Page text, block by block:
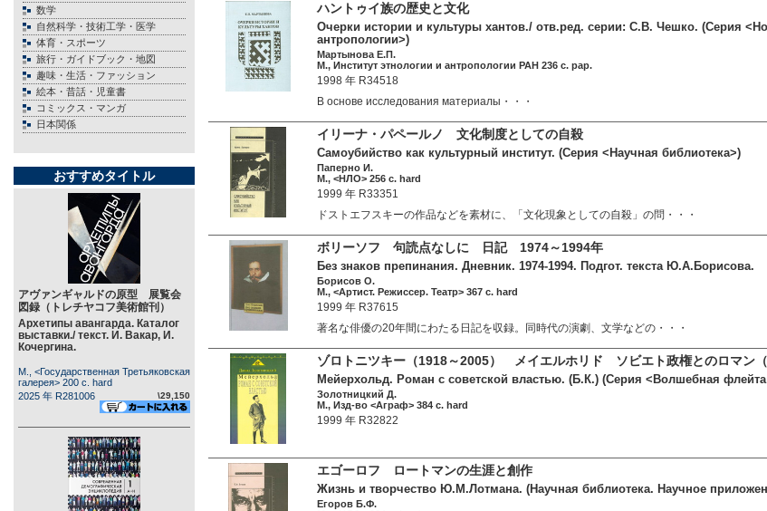
数学
自然科学・技術工学・医学
体育・スポーツ
旅行・ガイドブック・地図
趣味・生活・ファッション
絵本・昔話・児童書
コミックス・マンガ
日本関係
おすすめタイトル
アヴァンギャルドの原型 展覧会
図録（トレチヤコフ美術館刊）
Архетипы авангарда. Каталог
выставки./ текст. И. Вакар, И.
Кочергина.
М., <Государственная Третьяковская
галерея> 200 c. hard
2025 年 R281006
\29,150
ハントゥイ族の歴史と文化
Очерки истории и культуры хантов./ отв.ред. серии: С.В. Чешко. (Серия
антропологии>)
Мартынова Е.П.
М., Институт этнологии и антропологии РАН 236 c. pap.
1998 年 R34518
В основе исследования материалы・・・
イリーナ・パペールノ 文化制度としての自殺
Самоубийство как культурный институт. (Серия <Научная библиотека>)
Паперно И.
М., <НЛО> 256 c. hard
1999 年 R33351
ドストエフスキーの作品などを素材に、「文化現象としての自殺」の問・・・
ボリーソフ 句読点なしに 日記 1974～1994年
Без знаков препинания. Дневник. 1974-1994. Подгот. текста Ю.А.Борисова.
Борисов О.
М., <Артист. Режиссер. Театр> 367 c. hard
1999 年 R37615
著名な俳優の20年間にわたる日記を収録。同時代の演劇、文学などの・・・
ゾロトニツキー（1918～2005） メイエルホリド ソビエト政権とのロマン（
Мейерхольд. Роман с советской властью. (Б.К.) (Серия <Волшебная
Золотницкий Д.
М., Изд-во <Аграф> 384 c. hard
1999 年 R32822
エゴーロフ ロートマンの生涯と創作
Жизнь и творчество Ю.М.Лотмана. (Научная библиотека. Научное
Егоров Б.Ф.